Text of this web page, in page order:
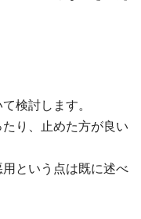
検討します。
り、止めた方が良い
という点は既に述べ